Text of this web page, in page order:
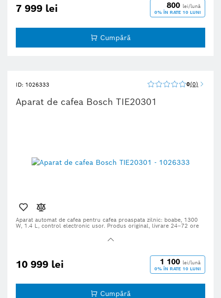
7 999 lei 800 lei/lună
0% ÎN RATE 10 LUNI
Cumpără
ID: 1026333 0 0
Aparat de cafea Bosch TIE20301
Aparat automat de cafea pentru cafea proaspata zilnic: boabe, 1300
W, 1.4 L, control electronic usor. Produs original, livrare 24–72 ore
10 999 lei 1 100 lei/lună
0% ÎN RATE 10 LUNI
Cumpără